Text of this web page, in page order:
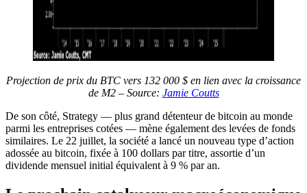
Projection de prix du BTC vers 132 000 $ en lien avec la croissance
de M2 – Source: Jamie Coutts
De son côté, Strategy — plus grand détenteur de bitcoin au monde
parmi les entreprises cotées — mène également des levées de fonds
similaires. Le 22 juillet, la société a lancé un nouveau type d’action
adossée au bitcoin, fixée à 100 dollars par titre, assortie d’un
dividende mensuel initial équivalent à 9 % par an.